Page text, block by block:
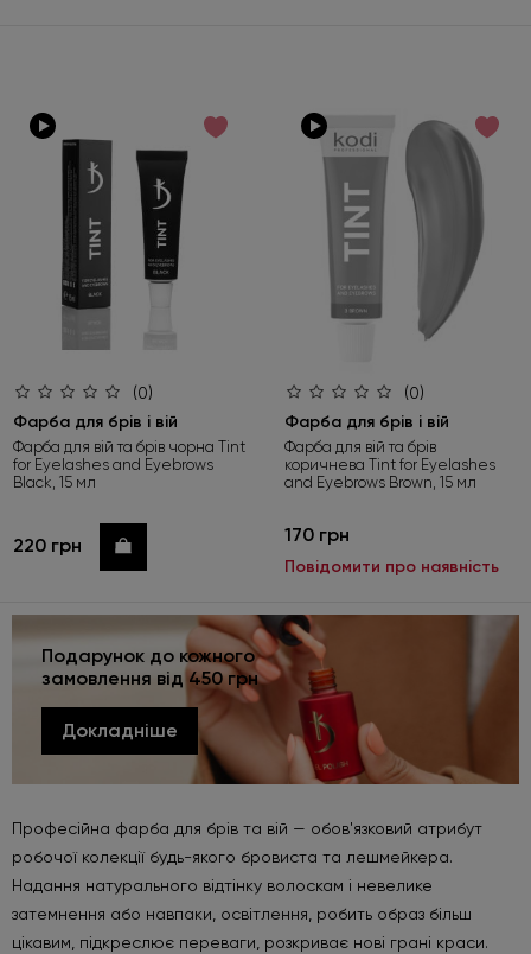
(0)
Фарба для брів і вій
Фарба для вій та брів чорна Tint
for Eyelashes and Eyebrows
Black, 15 мл
220 грн Купити
(0)
Фарба для брів і вій
Фарба для вій та брів
коричнева Tint for Eyelashes
and Eyebrows Brown, 15 мл
170 грн
Повідомити про наявність
Подарунок до кожного
замовлення від 450 грн
Докладніше
Професійна фарба для брів та вій — обов'язковий атрибут
робочої колекції будь-якого бровиста та лешмейкера.
Надання натурального відтінку волоскам і невелике
затемнення або навпаки, освітлення, робить образ більш
цікавим, підкреслює переваги, розкриває нові грані краси.